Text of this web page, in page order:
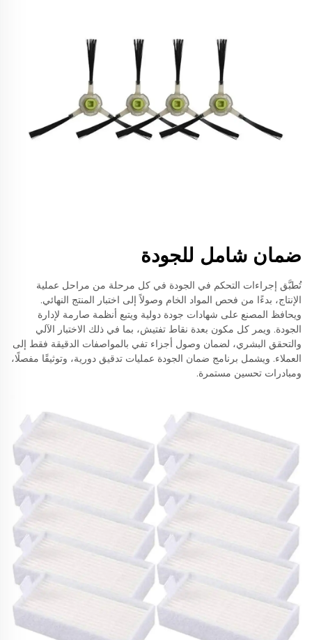
ضمان شامل للجودة
تُطبَّق إجراءات التحكم في الجودة في كل مرحلة من مراحل عملية
الإنتاج، بدءًا من فحص المواد الخام وصولاً إلى اختبار المنتج النهائي.
ويحافظ المصنع على شهادات جودة دولية ويتبع أنظمة صارمة لإدارة
الجودة. ويمر كل مكون بعدة نقاط تفتيش، بما في ذلك الاختبار الآلي
والتحقق البشري، لضمان وصول أجزاء تفي بالمواصفات الدقيقة فقط إلى
العملاء. ويشمل برنامج ضمان الجودة عمليات تدقيق دورية، وتوثيقًا مفصلًا،
ومبادرات تحسين مستمرة.